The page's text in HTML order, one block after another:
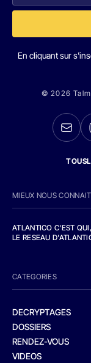
En cliquant sur
© 2026
MIEUX NOUS
ATLANTICO C'EST
LE RESEAU
CATEGORIES
DECRYPTAGES
DOSSIERS
RENDEZ-VOUS
VIDEOS